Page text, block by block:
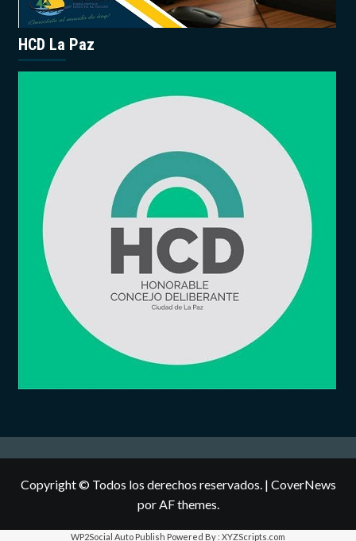
HCD La Paz
Copyright © Todos los derechos reservados. | CoverNews
por AF themes.
WP2Social Auto Publish Powered By : XYZScripts.com